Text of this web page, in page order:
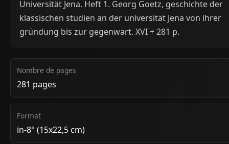
Universität Jena. Heft 1. Georg Goetz, geschichte der
klassischen studien an der universität Jena von ihrer
gründung bis zur gegenwart. XVI + 281 p.
Nombre de pages
281 pages
Format
in-8° (15x22,5 cm)